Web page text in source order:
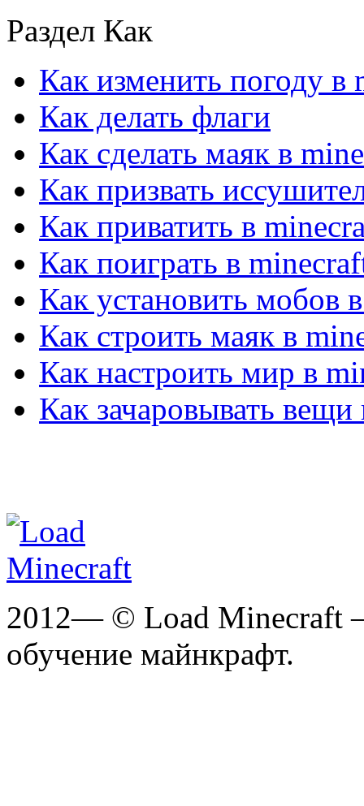
Раздел Как
Как изменить погоду в
Как делать флаги
Как сделать маяк в
Как призвать
Как приватить в
Как поиграть в
Как установить мобов
Как строить маяк в
Как настроить мир в
Как зачаровывать
2012— © Load Minecraft
обучение майнкрафт.